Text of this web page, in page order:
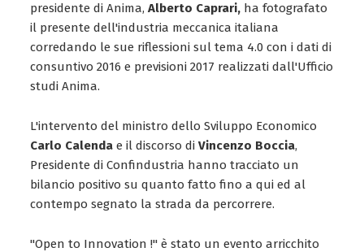
presidente di Anima,Alberto Caprari, ha fotografato
il presente dell'industria meccanica italiana
corredando le sue riflessioni sul tema 4.0 con i dati di
consuntivo 2016 e previsioni 2017 realizzati dall'Ufficio
studi Anima.
L'intervento del ministro dello Sviluppo Economico
Carlo Calendae il discorso diVincenzo Boccia,
Presidente di Confindustria hanno tracciato un
bilancio positivo su quanto fatto fino a qui ed al
contempo segnato la strada da percorrere.
"Open to Innovation !" è stato un evento arricchito